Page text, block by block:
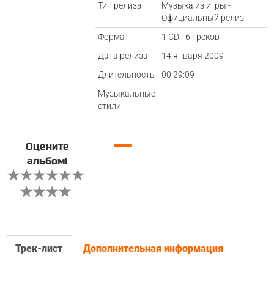
Тип релиза
Музыка из игры -
Официальный релиз
Формат
1 CD - 6 треков
Дата релиза
14 января 2009
Длительность
00:29:09
Музыкальные
стили
Оцените
альбом!
—
Трек-лист Дополнительная информация